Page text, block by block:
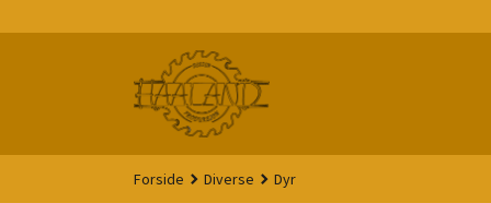
til
Forside Diverse Dyr